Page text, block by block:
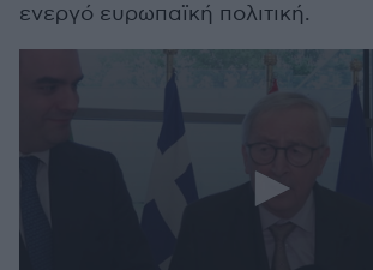
ενεργό ευρωπαϊκή πολιτική.